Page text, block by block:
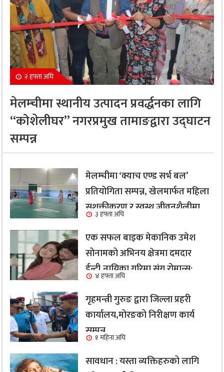
२ हफ्ता अघि
मेलम्चीमा स्थानीय उत्पादन प्रवर्द्धनका लागि
“कोशेलीघर” नगरप्रमुख तामाङद्वारा उद्घाटन
सम्पन्न
मेलम्चीमा ‘क्याच एण्ड सर्भ बल’
प्रतियोगिता सम्पन्न, खेलमार्फत महिला
सशक्तीकरण र स्वस्थ जीवनशैलीमा
जोड
३ हफ्ता अघि
एक सफल बाइक मेकानिक उमेश
सोनामको अभिनय क्षेत्रमा दमदार
ईन्ट्री,नायिका गरिमा संग रोमान्स:
हेर्नुहोस भिडियो ।
४ हफ्ता अघि
गृहमन्त्री गुरुङ द्वारा जिल्ला प्रहरी
कार्यालय,मोरङको निरीक्षण कार्य
सम्पन्न१ महिना अघि
सावधान : यस्ता व्यक्तिहरुको लागि